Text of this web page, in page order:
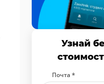
Узнай
Почта *